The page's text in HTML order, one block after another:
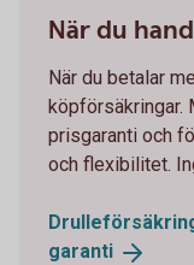
När du
När du betalar
köpförsäkringar.
prisgaranti och
och flexibilitet.
garanti